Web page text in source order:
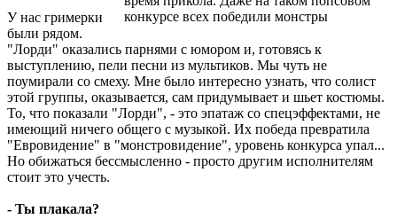
конкурсе всех победили монстры
У нас гримерки
были рядом.
"Лорди" оказались парнями с юмором и, готовясь к
выступлению, пели песни из мультиков. Мы чуть не
поумирали со смеху. Мне было интересно узнать, что солист
этой группы, оказывается, сам придумывает и шьет костюмы.
То, что показали "Лорди", - это эпатаж со спецэффектами, не
имеющий ничего общего с музыкой. Их победа превратила
"Евровидение" в "монстровидение", уровень конкурса упал...
Но обижаться бессмысленно - просто другим исполнителям
стоит это учесть.
- Ты плакала?